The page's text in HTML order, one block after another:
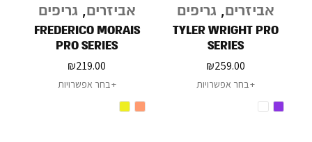
אביזרים, גריפים
TYLER WRIGHT PRO
SERIES
₪259.00
בחר אפשרויות
אביזרים, גריפים
FREDERICO MORAIS
PRO SERIES
₪219.00
בחר אפשרויות